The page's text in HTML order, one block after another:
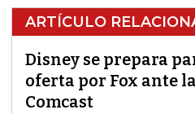
ARTÍCULO
Disney se prepara
oferta por Fox ante
Comcast